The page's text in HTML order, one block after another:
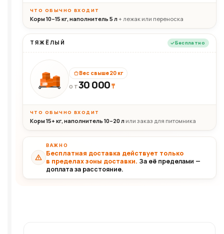
ЧТО ОБЫЧНО ВХОДИТ
Корм 10–15 кг, наполнитель 5 л+ лежак или переноска
ТЯЖЁЛЫЙ Бесплатно
30+кг
Вес свыше 20 кг
ОТ30 000₸
ЧТО ОБЫЧНО ВХОДИТ
Корм 15+ кг, наполнитель 10–20 л или заказ для питомника
ВАЖНО
Бесплатная доставка действует только
в пределах зоны доставки. За её пределами —
доплата за расстояние.